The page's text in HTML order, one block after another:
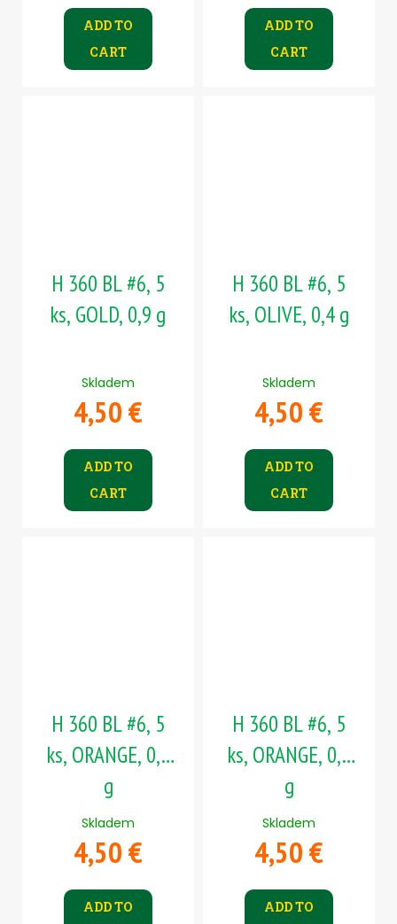
ADD TO
CART
ADD TO
CART
H 360 BL #6, 5
ks, GOLD, 0,9 g
Skladem
4,50 €
ADD TO
CART
H 360 BL #6, 5
ks, OLIVE, 0,4 g
Skladem
4,50 €
ADD TO
CART
H 360 BL #6, 5
ks, ORANGE, 0,4
g
Skladem
4,50 €
ADD TO
H 360 BL #6, 5
ks, ORANGE, 0,6
g
Skladem
4,50 €
ADD TO